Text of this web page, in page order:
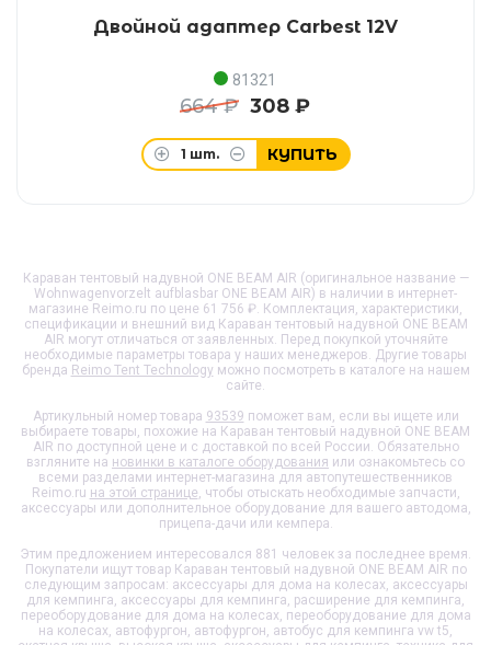
Двойной адаптер Carbest 12V
81321
664 ₽ 308 ₽
1 шт. КУПИТЬ
Караван тентовый надувной ONE BEAM AIR (оригинальное название —
Wohnwagenvorzelt aufblasbar ONE BEAM AIR) в наличии в интернет-
магазине Reimo.ru по цене 61 756 ₽. Комплектация, характеристики,
спецификации и внешний вид Караван тентовый надувной ONE BEAM
AIR могут отличаться от заявленных. Перед покупкой уточняйте
необходимые параметры товара у наших менеджеров. Другие товары
бренда Reimo Tent Technology можно посмотреть в каталоге на нашем
сайте.
Артикульный номер товара 93539 поможет вам, если вы ищете или
выбираете товары, похожие на Караван тентовый надувной ONE BEAM
AIR по доступной цене и с доставкой по всей России. Обязательно
взгляните на новинки в каталоге оборудования или ознакомьтесь со
всеми разделами интернет-магазина для автопутешественников
Reimo.ru на этой странице , чтобы отыскать необходимые запчасти,
аксессуары или дополнительное оборудование для вашего автодома,
прицепа-дачи или кемпера.
Этим предложением интересовался 881 человек за последнее время.
Покупатели ищут товар Караван тентовый надувной ONE BEAM AIR по
следующим запросам: аксессуары для дома на колесах, аксессуары
для кемпинга, аксессуары для кемпинга, расширение для кемпинга,
переоборудование для дома на колесах, переоборудование для дома
на колесах, автофургон, автофургон, автобус для кемпинга vw t5,